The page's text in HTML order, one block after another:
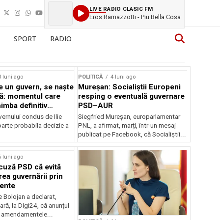
LIVE RADIO CLASIC FM
Eros Ramazzotti - Piu Bella Cosa
SPORT RADIO
luni ago
un guvern, se naște
momentul care
definitiv
condus de Ilie
probabila decizie a
POLITICĂ 4 luni ago
Mureșan: Socialiștii Europeni
resping o eventuală guvernare
PSD–AUR
Siegfried Mureșan, europarlamentar
PNL, a afirmat, marți, într-un mesaj
publicat pe Facebook, că Socialiștii...
luni ago
PSD că evită
guvernării prin
Bolojan a declarat,
la Digi24, că anunțul